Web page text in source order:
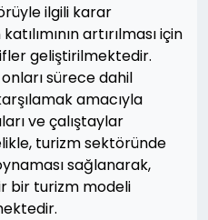
ilgili karar
artırılması için
geliştirilmektedir.
sürece dahil
amacıyla
ve çalıştaylar
turizm sektöründe
sağlanarak,
bir turizm modeli